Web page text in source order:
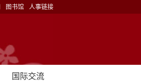
图书馆 人事链接
国际交流